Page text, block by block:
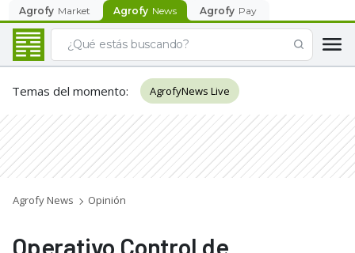
Agrofy Market Agrofy News Agrofy Pay
Temas del momento: AgrofyNews Live
Agrofy News Opinión
Operativo Control de